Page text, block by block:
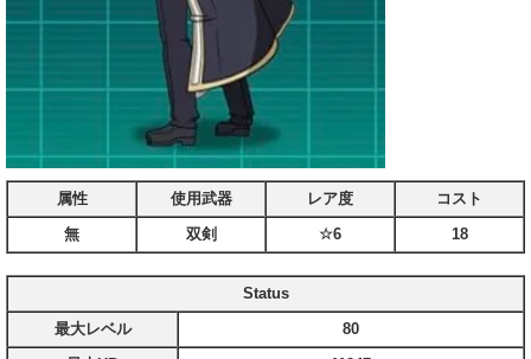
属性 使用武器 レア度
コスト
無
双剣 ☆6 18
Status
最大レベル
80